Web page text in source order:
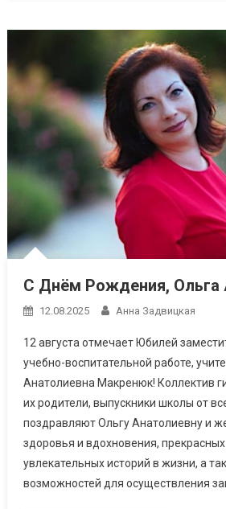
С Днём Рождения, Ольга
12.08.2025 Анна Задвицкая
12 августа отмечает Юбилей
учебно-воспитательной работе,
Анатолиевна Макренюк! Коллектив
их родители, выпускники школы от
поздравляют Ольгу Анатолиевну и
здоровья и вдохновения,
увлекательных историй в жизни, а
возможностей для осуществления